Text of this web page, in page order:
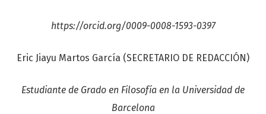
https://orcid.org/0009-0008-1593-0397
Eric Jiayu Martos García (SECRETARIO DE REDACCIÓN)
Estudiante de Grado en Filosofía en la Universidad de
Barcelona